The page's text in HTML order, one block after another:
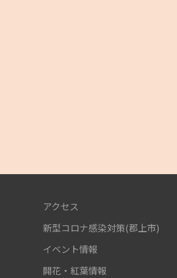
アクセス
新型コロナ感染対策(郡上市)
イベント情報
開花・紅葉情報